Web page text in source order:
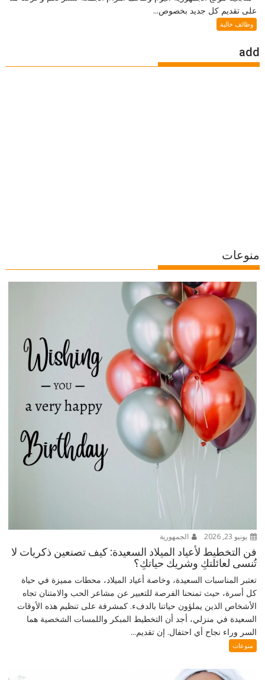
على تقديم كل جديد بخصوص...
وظائف خالية
add
منوعات
يونيو 23, 2026 الجمهورية
فن التخطيط لأعياد الميلاد السعيدة: كيف تصنعين ذكريات لا
تُنسى لعائلتكِ وشريك حياتكِ؟
تعتبر المناسبات السعيدة، وخاصة أعياد الميلاد، محطات مميزة في حياة
كل أسرة، حيث تمنحنا الفرصة للتعبير عن مشاعر الحب والامتنان تجاه
الأشخاص الذين يملؤون حياتنا بالدفء. كمشرفة على تنظيم هذه الأوقات
السعيدة في منزلي، أجد أن التخطيط المبكر واللمسات الشخصية هما
السر وراء نجاح أي احتفال. إن تقديم...
منوعات